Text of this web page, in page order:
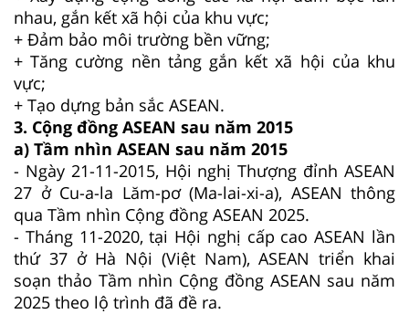
nhau, gắn kết xã hội của khu vực;
+ Đảm bảo môi trường bền vững;
+ Tăng cường nền tảng gắn kết xã hội của khu
vực;
+ Tạo dựng bản sắc ASEAN.
3. Cộng đồng ASEAN sau năm 2015
a) Tầm nhìn ASEAN sau năm 2015
- Ngày 21-11-2015, Hội nghị Thượng đỉnh ASEAN
27 ở Cu-a-la Lăm-pơ (Ma-lai-xi-a), ASEAN thông
qua Tầm nhìn Cộng đồng ASEAN 2025.
- Tháng 11-2020, tại Hội nghị cấp cao ASEAN lần
thứ 37 ở Hà Nội (Việt Nam), ASEAN triển khai
soạn thảo Tầm nhìn Cộng đồng ASEAN sau năm
2025 theo lộ trình đã đề ra.